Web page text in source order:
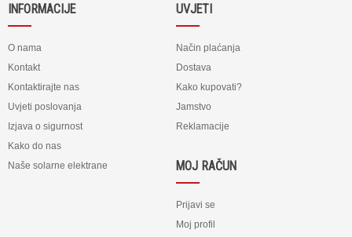
INFORMACIJE
O nama
Kontakt
Kontaktirajte nas
Uvjeti poslovanja
Izjava o sigurnost
Kako do nas
Naše solarne elektrane
UVJETI
Način plaćanja
Dostava
Kako kupovati?
Jamstvo
Reklamacije
MOJ RAČUN
Prijavi se
Moj profil